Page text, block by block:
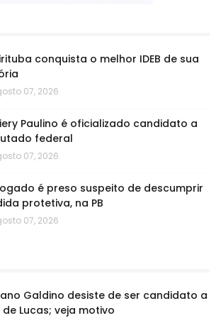
conquista o melhor IDEB de sua
07, 2026
Paulino é oficializado candidato a
federal
07, 2026
é preso suspeito de descumprir
protetiva, na PB
07, 2026
Galdino desiste de ser candidato a
de Lucas; veja motivo